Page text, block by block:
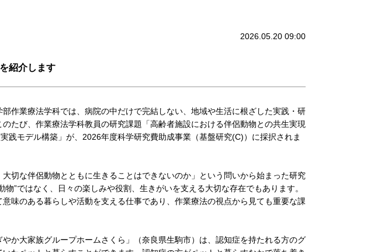
2026.05.20 09:00
紹介します
作業療法学科では、病院の中だけで完結しない、地域や生活に根ざした実践・研
たび、作業療法学科教員の研究課題「高齢者施設における伴侶動物との共生実現
践モデル構築」が、2026年度科学研究費助成事業（基盤研究(C)）に採択されま
大切な伴侶動物とともに生きることはできないのか」という問いから始まった研究
物”ではなく、日々の楽しみや役割、生きがいを支える大切な存在でもあります。
味のある暮らしや活動を支える仕事であり、作業療法の視点から見ても重要な課
か大家族グループホームさくら」（奈良県生駒市）は、認知症を持たれる方のグ